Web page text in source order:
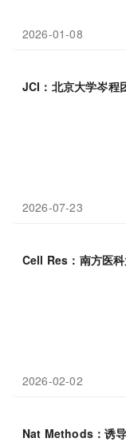
2026-01-08
JCI：北京大学岑程
2026-07-23
Cell Res：南方医
2026-02-02
Nat Methods：诱